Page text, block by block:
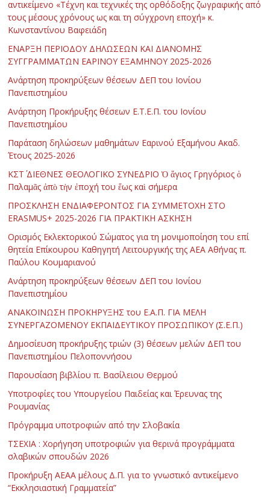
αντικείμενο «Τέχνη και τεχνικές της ορθόδοξης ζωγραφικής από
τους μέσους χρόνους ως και τη σύγχρονη εποχή» κ.
Κωνσταντίνου Βαφειάδη
ΕΝΑΡΞΗ ΠΕΡΙΟΔΟΥ ΔΗΛΩΣΕΩΝ ΚΑΙ ΔΙΑΝΟΜΗΣ
ΣΥΓΓΡΑΜΜΑΤΩΝ ΕΑΡΙΝΟΥ ΕΞΑΜΗΝΟΥ 2025-2026
Ανάρτηση προκηρύξεων θέσεων ΔΕΠ του Ιονίου
Πανεπιστημίου
Ανάρτηση Προκήρυξης θέσεων Ε.Τ.Ε.Π. του Ιονίου
Πανεπιστημίου
Παράταση δηλώσεων μαθημάτων Εαρινού Εξαμήνου Ακαδ.
Έτους 2025-2026
ΚΣΤ΄ ΔΙΕΘΝΕΣ ΘΕΟΛΟΓΙΚΟ ΣΥΝΕΔΡΙΟ Ὁ ἅγιος Γρηγόριος ὁ
Παλαμᾶς ἀπὸ τὴν ἐποχή του ἕως καὶ σήμερα
ΠΡΟΣΚΛΗΣΗ ΕΝΔΙΑΦΕΡΟΝΤΟΣ ΓΙΑ ΣΥΜΜΕΤΟΧΗ ΣΤΟ
ERASMUS+ 2025-2026 ΓΙΑ ΠΡΑΚΤΙΚΗ ΑΣΚΗΣΗ
Ορισμός Εκλεκτορικού Σώματος για τη μονιμοποίηση του επί
θητεία Επίκουρου Καθηγητή Λειτουργικής της ΑΕΑ Αθήνας π.
Παύλου Κουμαριανού
Ανάρτηση προκηρύξεων θέσεων ΔΕΠ του Ιονίου
Πανεπιστημίου
ΑΝΑΚΟΙΝΩΣΗ ΠΡΟΚΗΡΥΞΗΣ του Ε.Α.Π. ΓΙΑ ΜΕΛΗ
ΣΥΝΕΡΓΑΖΟΜΕΝΟΥ ΕΚΠΑΙΔΕΥΤΙΚΟΥ ΠΡΟΣΩΠΙΚΟΥ (Σ.Ε.Π.)
Δημοσίευση προκήρυξης τριών (3) θέσεων μελών ΔΕΠ του
Πανεπιστημίου Πελοποννήσου
Παρουσίαση βιβλίου π. Βασίλειου Θερμού
Υποτροφίες του Υπουργείου Παιδείας και Έρευνας της
Ρουμανίας
Πρόγραμμα υποτροφιών από την Σλοβακία
ΤΣΕΧΙΑ : Χορήγηση υποτροφιών για θερινά προγράμματα
σλαβικών σπουδών 2026
Προκήρυξη ΑΕΑΑ μέλους Δ.Π. για το γνωστικό αντικείμενο
“Εκκλησιαστική Γραμματεία”